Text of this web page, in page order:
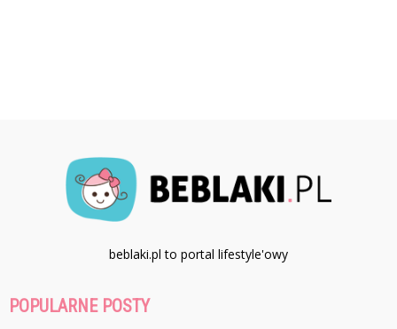
beblaki.pl to portal lifestyle'owy
POPULARNE POSTY